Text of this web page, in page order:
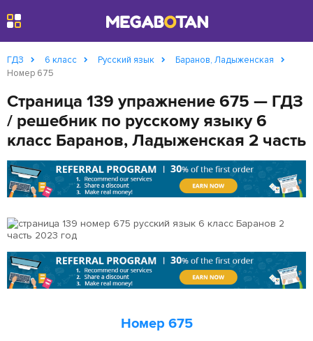
ГДЗ 6 класс Русский язык
Баранов, Ладыженская
Номер 675
Страница 139 упражнение 675 — ГДЗ
/ решебник по русскому языку 6
класс Баранов, Ладыженская 2 часть
Номер 675